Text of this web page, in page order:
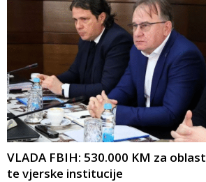
VLADA FBIH: 530.000 KM za
te vjerske institucije